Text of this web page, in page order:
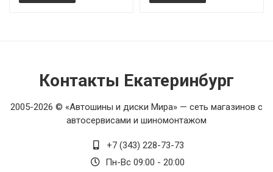
Контакты Екатеринбург
2005-2026 © «Автошины и диски Мира» — сеть магазинов с
автосервисами и шиномонтажом
+7 (343) 228-73-73
Пн-Вс 09:00 - 20:00